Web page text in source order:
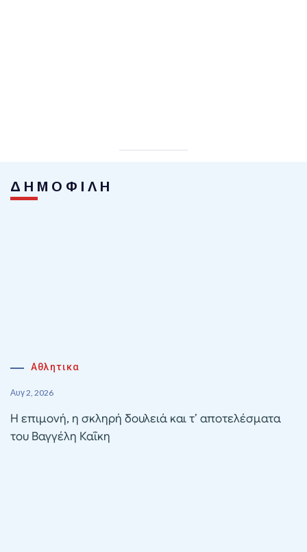
ΔΗΜΟΦΙΛΗ
Αθλητικα
Αυγ 2, 2026
Η επιμονή, η σκληρή δουλειά και τ’ αποτελέσματα
του Βαγγέλη Καΐκη